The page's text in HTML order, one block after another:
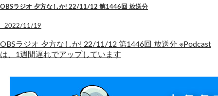
OBSラジオ 夕方なしか! 22/11/12 第1446回 放送分
2022/11/19
OBSラジオ 夕方なしか! 22/11/12 第1446回 放送分 ※Podcast
は、1週間遅れでアップしています